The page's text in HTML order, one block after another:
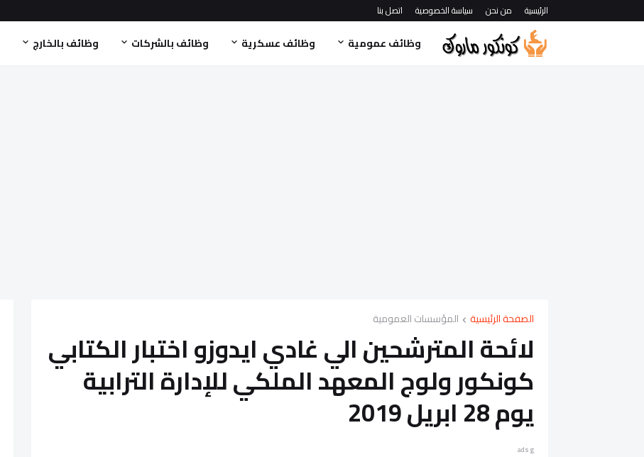
الرئيسية من نحن سياسة الخصوصية اتصل بنا
وظائف عمومية وظائف عسكرية وظائف بالشركات وظائف بالخارج
الصفحة الرئيسية المؤسسات العمومية
لائحة المترشحين الي غادي ايدوزو اختبار الكتابي
كونكور ولوج المعهد الملكي للإدارة الترابية
يوم 28 ابريل 2019
ads g